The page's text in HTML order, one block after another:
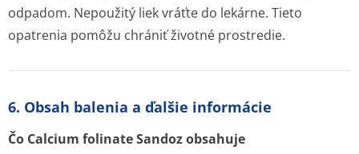
odpadom. Nepoužitý liek vráťte do lekárne. Tieto
opatrenia pomôžu chrániť životné prostredie.
6. Obsah balenia a ďalšie informácie
Čo Calcium folinate Sandoz obsahuje